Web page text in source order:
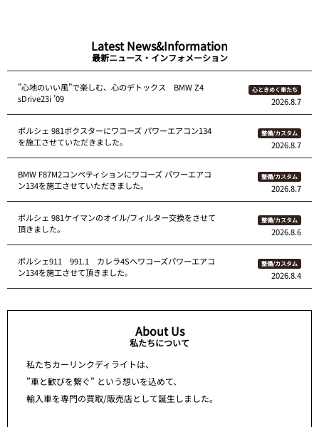
Latest News&Information
最新ニュース・インフォメーション
”心地のいい風”で楽しむ、心のデトックス BMW Z4
sDrive23i ’09
心ときめく車たち
2026.8.7
ポルシェ 981ボクスターにワコーズ パワーエアコン134
を施工させていただきました。
整備/カスタム
2026.8.7
BMW F87M2コンペティションにワコーズ パワーエアコ
ン134を施工させていただきました。
整備/カスタム
2026.8.7
ポルシェ 981ケイマンのオイル/フィルター交換をさせて
頂きました。
整備/カスタム
2026.8.6
ポルシェ911 991.1 カレラ4Sへワコーズパワーエアコ
ン134を施工させて頂きました。
整備/カスタム
2026.8.4
About Us
私たちについて
私たちカーリンクディライトは、
”車と歓びを繋ぐ” という想いを込めて、
輸入車を専門の買取/販売店として誕生しました。